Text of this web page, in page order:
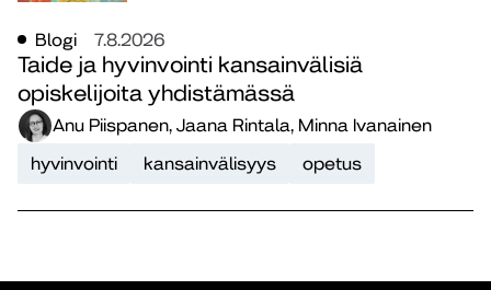
Blogi 7.8.2026
Taide ja hyvinvointi kansainvälisiä
opiskelijoita yhdistämässä
Anu Piispanen, Jaana Rintala, Minna Ivanainen
hyvinvointi
kansainvälisyys opetus